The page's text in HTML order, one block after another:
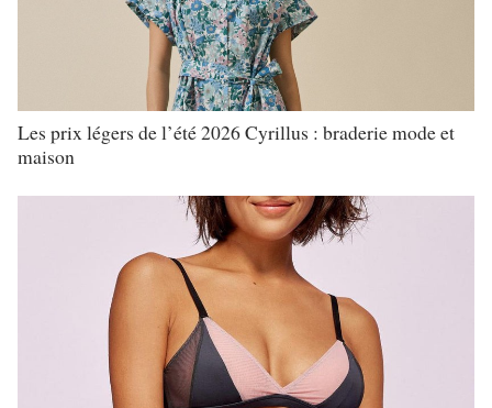
Les prix légers de l’été 2026 Cyrillus : braderie mode et
maison